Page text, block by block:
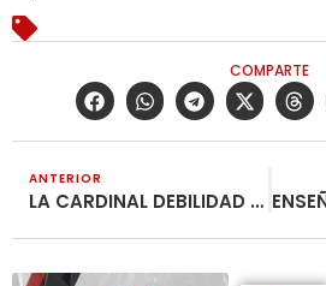
COMPARTE
ANTERIOR
LA CARDINAL DEBILIDAD DEL MOVIMIENTO OBRERO ES LA AUSENCIA DE SU PARTIDO